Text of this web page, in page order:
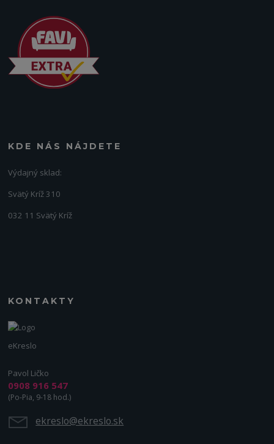
KDE NÁS NÁJDETE
Výdajný sklad:
Svätý Kríž 310
032 11 Svätý Kríž
KONTAKTY
eKreslo
Pavol Ličko
0908 916 547
(Po-Pia, 9-18 hod.)
ekreslo@ekreslo.sk